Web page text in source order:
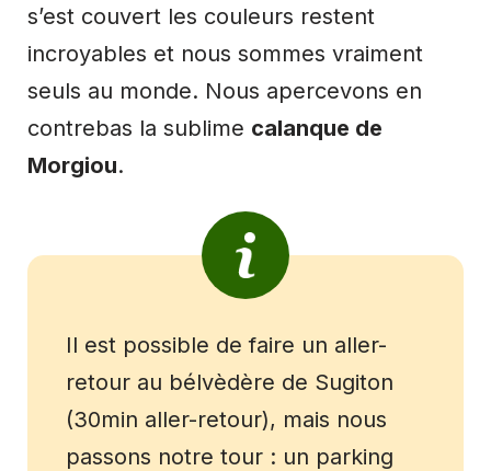
s’est couvert les couleurs restent
incroyables et nous sommes vraiment
seuls au monde. Nous apercevons en
contrebas la sublime calanque de
Morgiou.
Il est possible de faire un aller-
retour au bélvèdère de Sugiton
(30min aller-retour), mais nous
passons notre tour : un parking